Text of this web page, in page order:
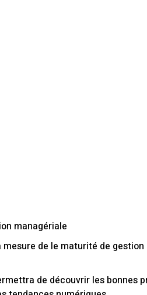
managériale
mesure de le maturité de
de découvrir les bonnes